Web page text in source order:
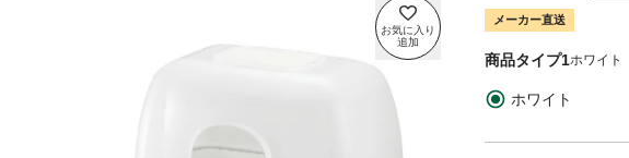
メーカー直送
商品タイプ1ホワイト
ホワイト